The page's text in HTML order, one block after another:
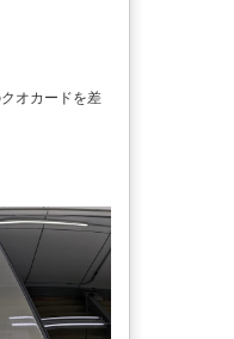
オカードを差